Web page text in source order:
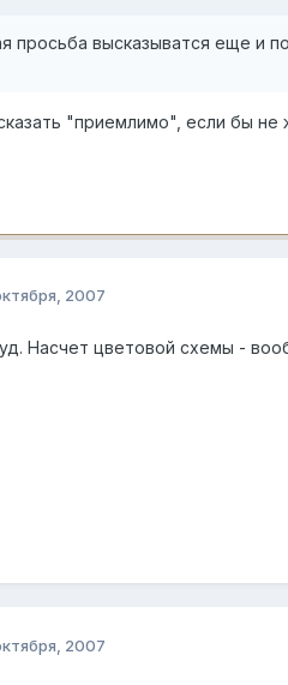
просьба высказыватся еще и
"приемлимо", если бы не
2007
Насчет цветовой схемы -
2007